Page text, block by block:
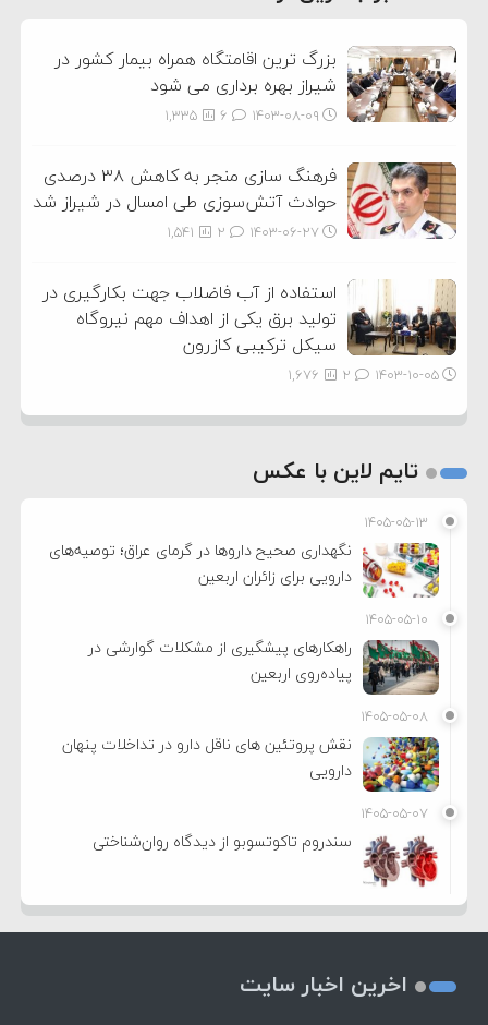
بزرگ ترین اقامتگاه همراه بیمار کشور در
شیراز بهره برداری می شود
۱۴۰۳-۰۸-۰۹ 1,335
فرهنگ سازی منجر به کاهش ۳۸ درصدی
حوادث آتش‌سوزی طی امسال در شیراز شد
۱۴۰۳-۰۶-۲۷ 1,541
استفاده از آب فاضلاب جهت بکارگیری در
تولید برق یکی از اهداف مهم نیروگاه
سیکل ترکیبی کازرون
۱۴۰۳-۱۰-۰۵ 1,676
تایم لاین با عکس
۱۴۰۵-۰۵-۱۳
نگهداری صحیح داروها در گرمای عراق؛ توصیه‌های
دارویی برای زائران اربعین
۱۴۰۵-۰۵-۱۰
راهکارهای پیشگیری از مشکلات گوارشی در
پیاده‌روی اربعین
۱۴۰۵-۰۵-۰۸
نقش پروتئین های ناقل دارو در تداخلات پنهان
دارویی
۱۴۰۵-۰۵-۰۷
سندروم تاکوتسوبو از دیدگاه روان‌شناختی
اخرین اخبار سایت